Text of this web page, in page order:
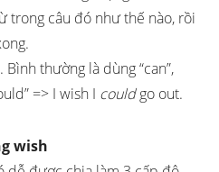
trong câu đó như thế nào, rồi
Bình thường là dùng “can”,
=> I wish I couldgo out.
wish